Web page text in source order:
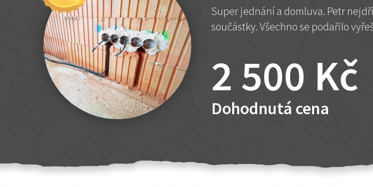
Super jednání a domluva. Petr
součástky. Všechno se podařilo
2 500 Kč
Dohodnutá cena